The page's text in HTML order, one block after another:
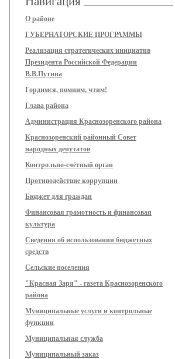
О районе
ГУБЕРНАТОРСКИЕ ПРОГРАММЫ
Реализация стратегических инициатив
Президента Российской Федерации
В.В.Путина
Гордимся, помним, чтим!
Глава района
Администрация Краснозоренского района
Краснозоренский районный Совет
народных депутатов
Контрольно-счётный орган
Противодействие коррупции
Бюджет для граждан
Финансовая грамотность и финансовая
культура
Сведения об использовании бюджетных
средств
Сельские поселения
"Красная Заря" - газета Краснозоренского
района
Муниципальные услуги и контрольные
функции
Муниципальная служба
Муниципальный заказ